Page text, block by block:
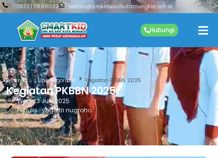
(0923) 7888023 admin@smkmaarifkotamungkid.sch.id
Hubungi
Beranda Uncategorized Kegiatan PKBBN 2025
Kegiatan PKBBN 2025
Wed, 23 July 2025
Penulis : yogo tri nugroho